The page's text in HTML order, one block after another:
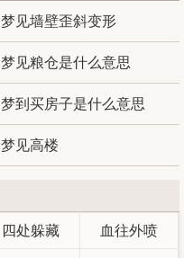
梦见墙壁歪斜变形
梦见粮仓是什么意思
梦到买房子是什么意思
梦见高楼
四处躲藏 血往外喷